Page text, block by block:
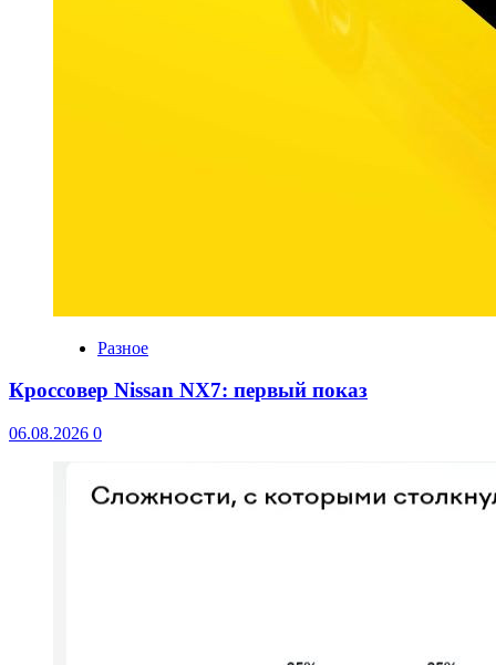
Разное
Кроссовер Nissan NX7: первый показ
06.08.2026 0